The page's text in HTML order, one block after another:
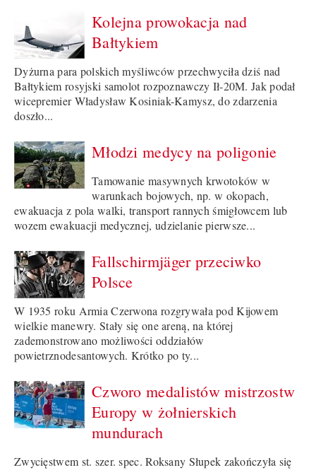
Kolejna prowokacja nad
Bałtykiem
Dyżurna para polskich myśliwców przechwyciła dziś nad
Bałtykiem rosyjski samolot rozpoznawczy Ił-20M. Jak podał
wicepremier Władysław Kosiniak-Kamysz, do zdarzenia
doszło...
Młodzi medycy na poligonie
Tamowanie masywnych krwotoków w
warunkach bojowych, np. w okopach,
ewakuacja z pola walki, transport rannych śmigłowcem lub
wozem ewakuacji medycznej, udzielanie pierwsze...
Fallschirmjäger przeciwko
Polsce
W 1935 roku Armia Czerwona rozgrywała pod Kijowem
wielkie manewry. Stały się one areną, na której
zademonstrowano możliwości oddziałów
powietrznodesantowych. Krótko po ty...
Czworo medalistów mistrzostw
Europy w żołnierskich
mundurach
Zwycięstwem st. szer. spec. Roksany Słupek zakończyła się